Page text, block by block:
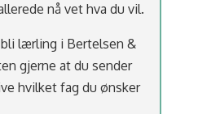
nå vet hva du vil.
lærling i Bertelsen &
gjerne at du sender
hvilket fag du ønsker